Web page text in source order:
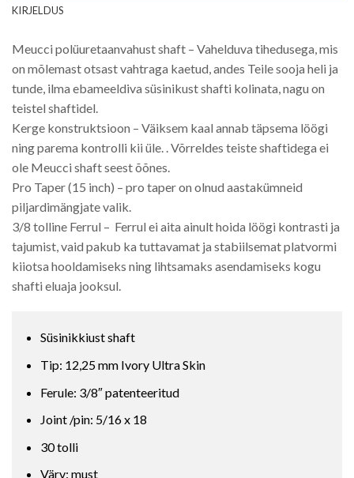
KIRJELDUS
Meucci polüuretaanvahust shaft – Vahelduva tihedusega, mis
on mõlemast otsast vahtraga kaetud, andes Teile sooja heli ja
tunde, ilma ebameeldiva süsinikust shafti kolinata, nagu on
teistel shaftidel.
Kerge konstruktsioon – Väiksem kaal annab täpsema löögi
ning parema kontrolli kii üle. . Võrreldes teiste shaftidega ei
ole Meucci shaft seest õõnes.
Pro Taper (15 inch) – pro taper on olnud aastakümneid
piljardimängjate valik.
3/8 tolline Ferrul – Ferrul ei aita ainult hoida löögi kontrasti ja
tajumist, vaid pakub ka tuttavamat ja stabiilsemat platvormi
kiiotsa hooldamiseks ning lihtsamaks asendamiseks kogu
shafti eluaja jooksul.
Süsinikkiust shaft
Tip: 12,25 mm Ivory Ultra Skin
Ferule: 3/8″ patenteeritud
Joint /pin: 5/16 x 18
30 tolli
Värv: must